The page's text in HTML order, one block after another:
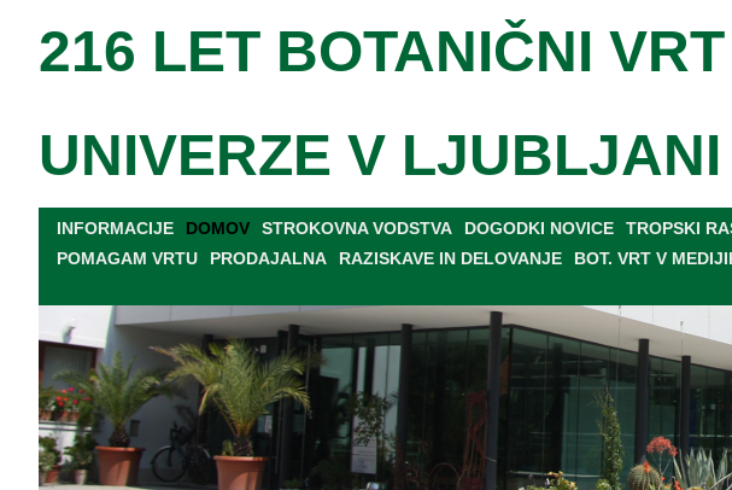
216 LET BOTANIČNI VRT
UNIVERZE V LJUBLJANI
INFORMACIJE DOMOV STROKOVNA VODSTVA DOGODKI NOVICE TROPSKI
POMAGAM VRTU
PRODAJALNA RAZISKAVE IN DELOVANJE BOT. VRT V